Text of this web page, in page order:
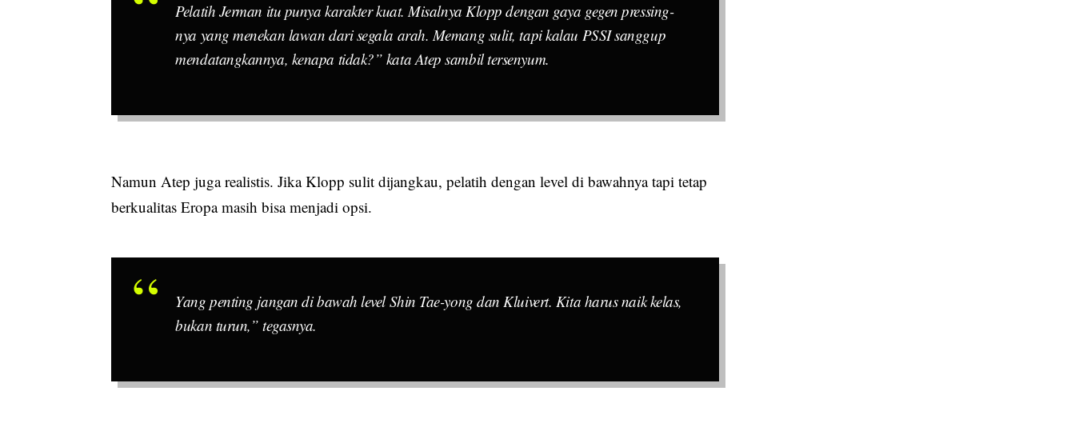
Pelatih Jerman itu punya karakter kuat. Misalnya Klopp dengan gaya gegen pressing-
nya yang menekan lawan dari segala arah. Memang sulit, tapi kalau PSSI sanggup
mendatangkannya, kenapa tidak?” kata Atep sambil tersenyum.
Namun Atep juga realistis. Jika Klopp sulit dijangkau, pelatih dengan level di bawahnya tapi tetap
berkualitas Eropa masih bisa menjadi opsi.
Yang penting jangan di bawah level Shin Tae-yong dan Kluivert. Kita harus naik kelas,
bukan turun,” tegasnya.